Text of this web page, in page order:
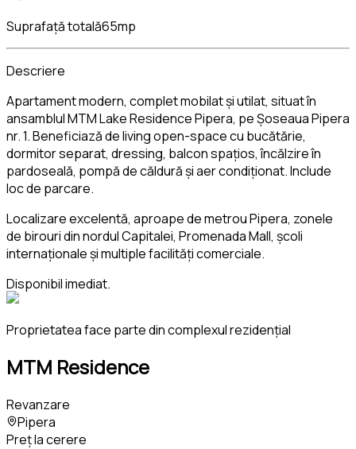
Suprafață totală65mp
Descriere
Apartament modern, complet mobilat și utilat, situat în
ansamblul MTM Lake Residence Pipera, pe Șoseaua Pipera
nr. 1. Beneficiază de living open-space cu bucătărie,
dormitor separat, dressing, balcon spațios, încălzire în
pardoseală, pompă de căldură și aer condiționat. Include
loc de parcare.
Localizare excelentă, aproape de metrou Pipera, zonele
de birouri din nordul Capitalei, Promenada Mall, școli
internaționale și multiple facilități comerciale.
Disponibil imediat.
Proprietatea face parte din complexul rezidențial
MTM Residence
Revanzare
Pipera
Preț la cerere